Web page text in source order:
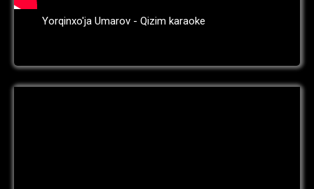
Yorqinxo'ja Umarov - Qizim karaoke